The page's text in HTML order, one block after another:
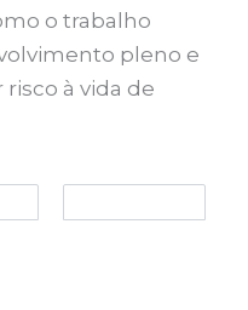
o trabalho
pleno e
à vida de